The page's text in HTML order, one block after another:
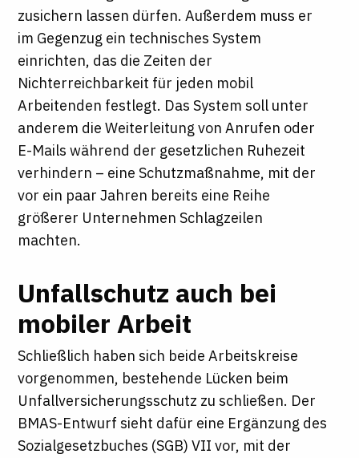
zusichern lassen dürfen. Außerdem muss er
im Gegenzug ein technisches System
einrichten, das die Zeiten der
Nichterreichbarkeit für jeden mobil
Arbeitenden festlegt. Das System soll unter
anderem die Weiterleitung von Anrufen oder
E-Mails während der gesetzlichen Ruhezeit
verhindern – eine Schutzmaßnahme, mit der
vor ein paar Jahren bereits eine Reihe
größerer Unternehmen Schlagzeilen
machten.
Unfallschutz auch bei
mobiler Arbeit
Schließlich haben sich beide Arbeitskreise
vorgenommen, bestehende Lücken beim
Unfallversicherungsschutz zu schließen. Der
BMAS-Entwurf sieht dafür eine Ergänzung des
Sozialgesetzbuches (SGB) VII vor, mit der